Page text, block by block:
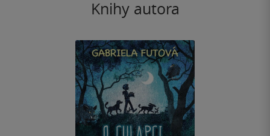
Knihy autora